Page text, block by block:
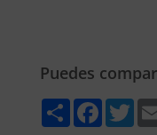
Puedes
ShareFacebook